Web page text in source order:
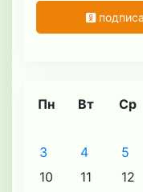
Пн Вт Ср
3
4 5
10
11 12